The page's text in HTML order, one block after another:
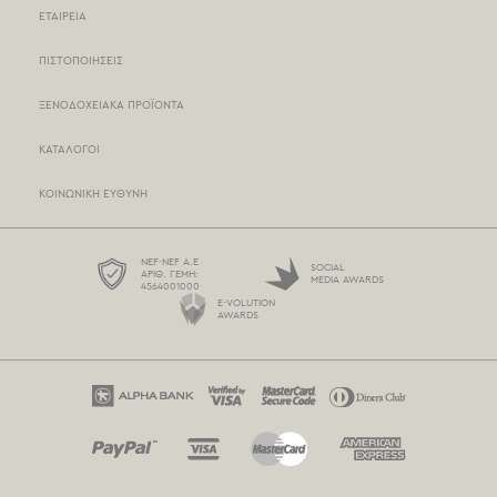
ΠΡΟΣΤΑΣΊΑ ΠΡΟΣΩΠΙΚΏΝ ΔΕΔΟΜΈΝΩΝ
ΕΤΑΙΡΕΊΑ
ΠΙΣΤΟΠΟΙΉΣΕΙΣ
ΞΕΝΟΔΟΧΕΙΑΚΆ ΠΡΟΪΌΝΤΑ
ΚΑΤΆΛΟΓΟΙ
ΚΟΙΝΩΝΙΚΉ ΕΥΘΎΝΗ
NEF-NEF Α.Ε
ΑΡΙΘ. ΓΕΜΗ:
4564001000
SOCIAL
MEDIA AWARDS
E-VOLUTION
AWARDS